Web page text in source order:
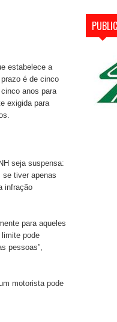
estabelece a
é de cinco
anos para
exigida para
seja suspensa:
tiver apenas
infração
para aqueles
pode
pessoas”,
motorista pode